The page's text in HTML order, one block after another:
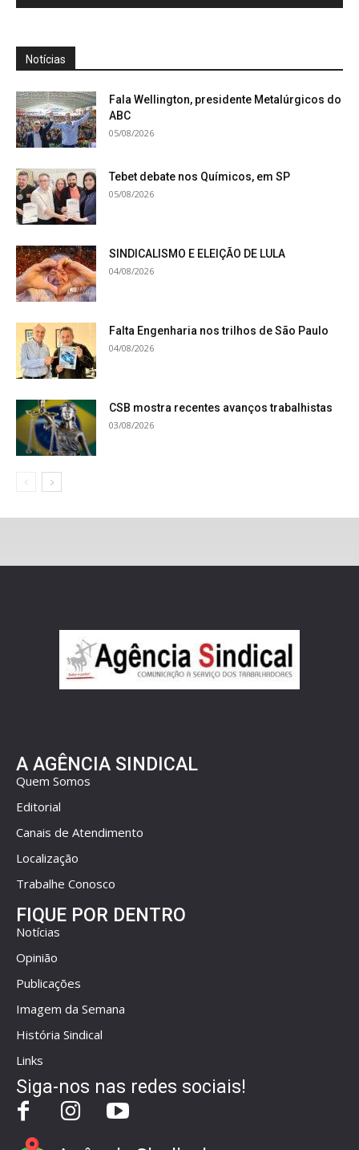
Notícias
Fala Wellington, presidente Metalúrgicos do
ABC
05/08/2026
Tebet debate nos Químicos, em SP
05/08/2026
SINDICALISMO E ELEIÇÃO DE LULA
04/08/2026
Falta Engenharia nos trilhos de São Paulo
04/08/2026
CSB mostra recentes avanços trabalhistas
03/08/2026
A AGÊNCIA SINDICAL
Quem Somos
Editorial
Canais de Atendimento
Localização
Trabalhe Conosco
FIQUE POR DENTRO
Notícias
Opinião
Publicações
Imagem da Semana
História Sindical
Links
Siga-nos nas redes sociais!